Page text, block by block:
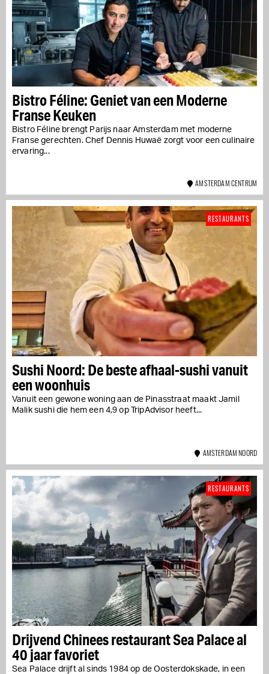
Bistro Féline: Geniet van een Moderne
Franse Keuken
Bistro Féline brengt Parijs naar Amsterdam met moderne
Franse gerechten. Chef Dennis Huwaë zorgt voor een culinaire
ervaring...
AMSTERDAM CENTRUM
Sushi Noord: De beste afhaal-sushi vanuit
een woonhuis
Vanuit een gewone woning aan de Pinasstraat maakt Jamil
Malik sushi die hem een 4,9 op TripAdvisor heeft...
RESTAURANTS
AMSTERDAM NOORD
Drijvend Chinees restaurant Sea Palace al
40 jaar favoriet
Sea Palace drijft al sinds 1984 op de Oosterdokskade, in een
RESTAURANTS